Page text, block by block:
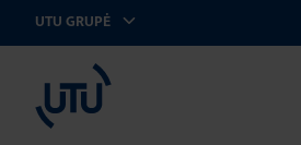
UTU GRUPĖ
UTU Lithuania